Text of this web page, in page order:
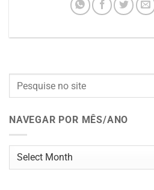
NAVEGAR POR MÊS/ANO
Navegar